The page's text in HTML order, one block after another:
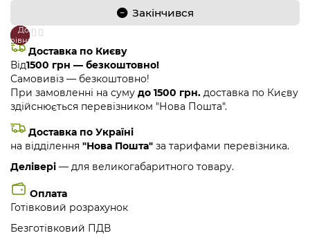
Закінчився
В
закладки
До
Доставка по Києву
Від1500 грн — безкоштовно!
Самовивіз — безкоштовно!
При замовленні на суму до 1500 грн. доставка по Києву
здійснюється перевізником "Нова Пошта".
Доставка по Україні
на відділення "Нова Пошта" за тарифами перевізника.
Делівері — для великогабаритного товару.
Оплата
Готівковий розрахунок
Безготівковий ПДВ